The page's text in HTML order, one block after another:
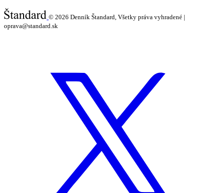
© 2026 Denník Štandard, Všetky práva vyhradené |
oprava@standard.sk